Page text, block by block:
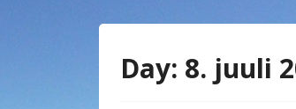
Day: 8. juuli